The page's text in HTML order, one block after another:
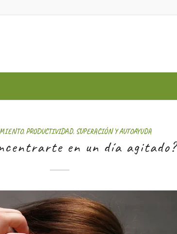
, PRODUCTIVIDAD, SUPERACIÓN Y AUTOAYUDA
en un día agitado?